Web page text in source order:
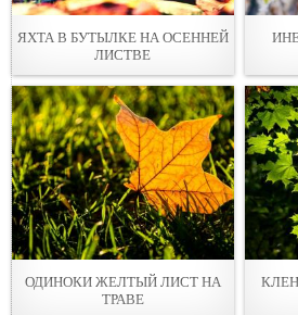
ЯХТА В БУТЫЛКЕ НА ОСЕННЕЙ
ЛИСТВЕ
ОДИНОКИ ЖЕЛТЫЙ ЛИСТ НА
ТРАВЕ